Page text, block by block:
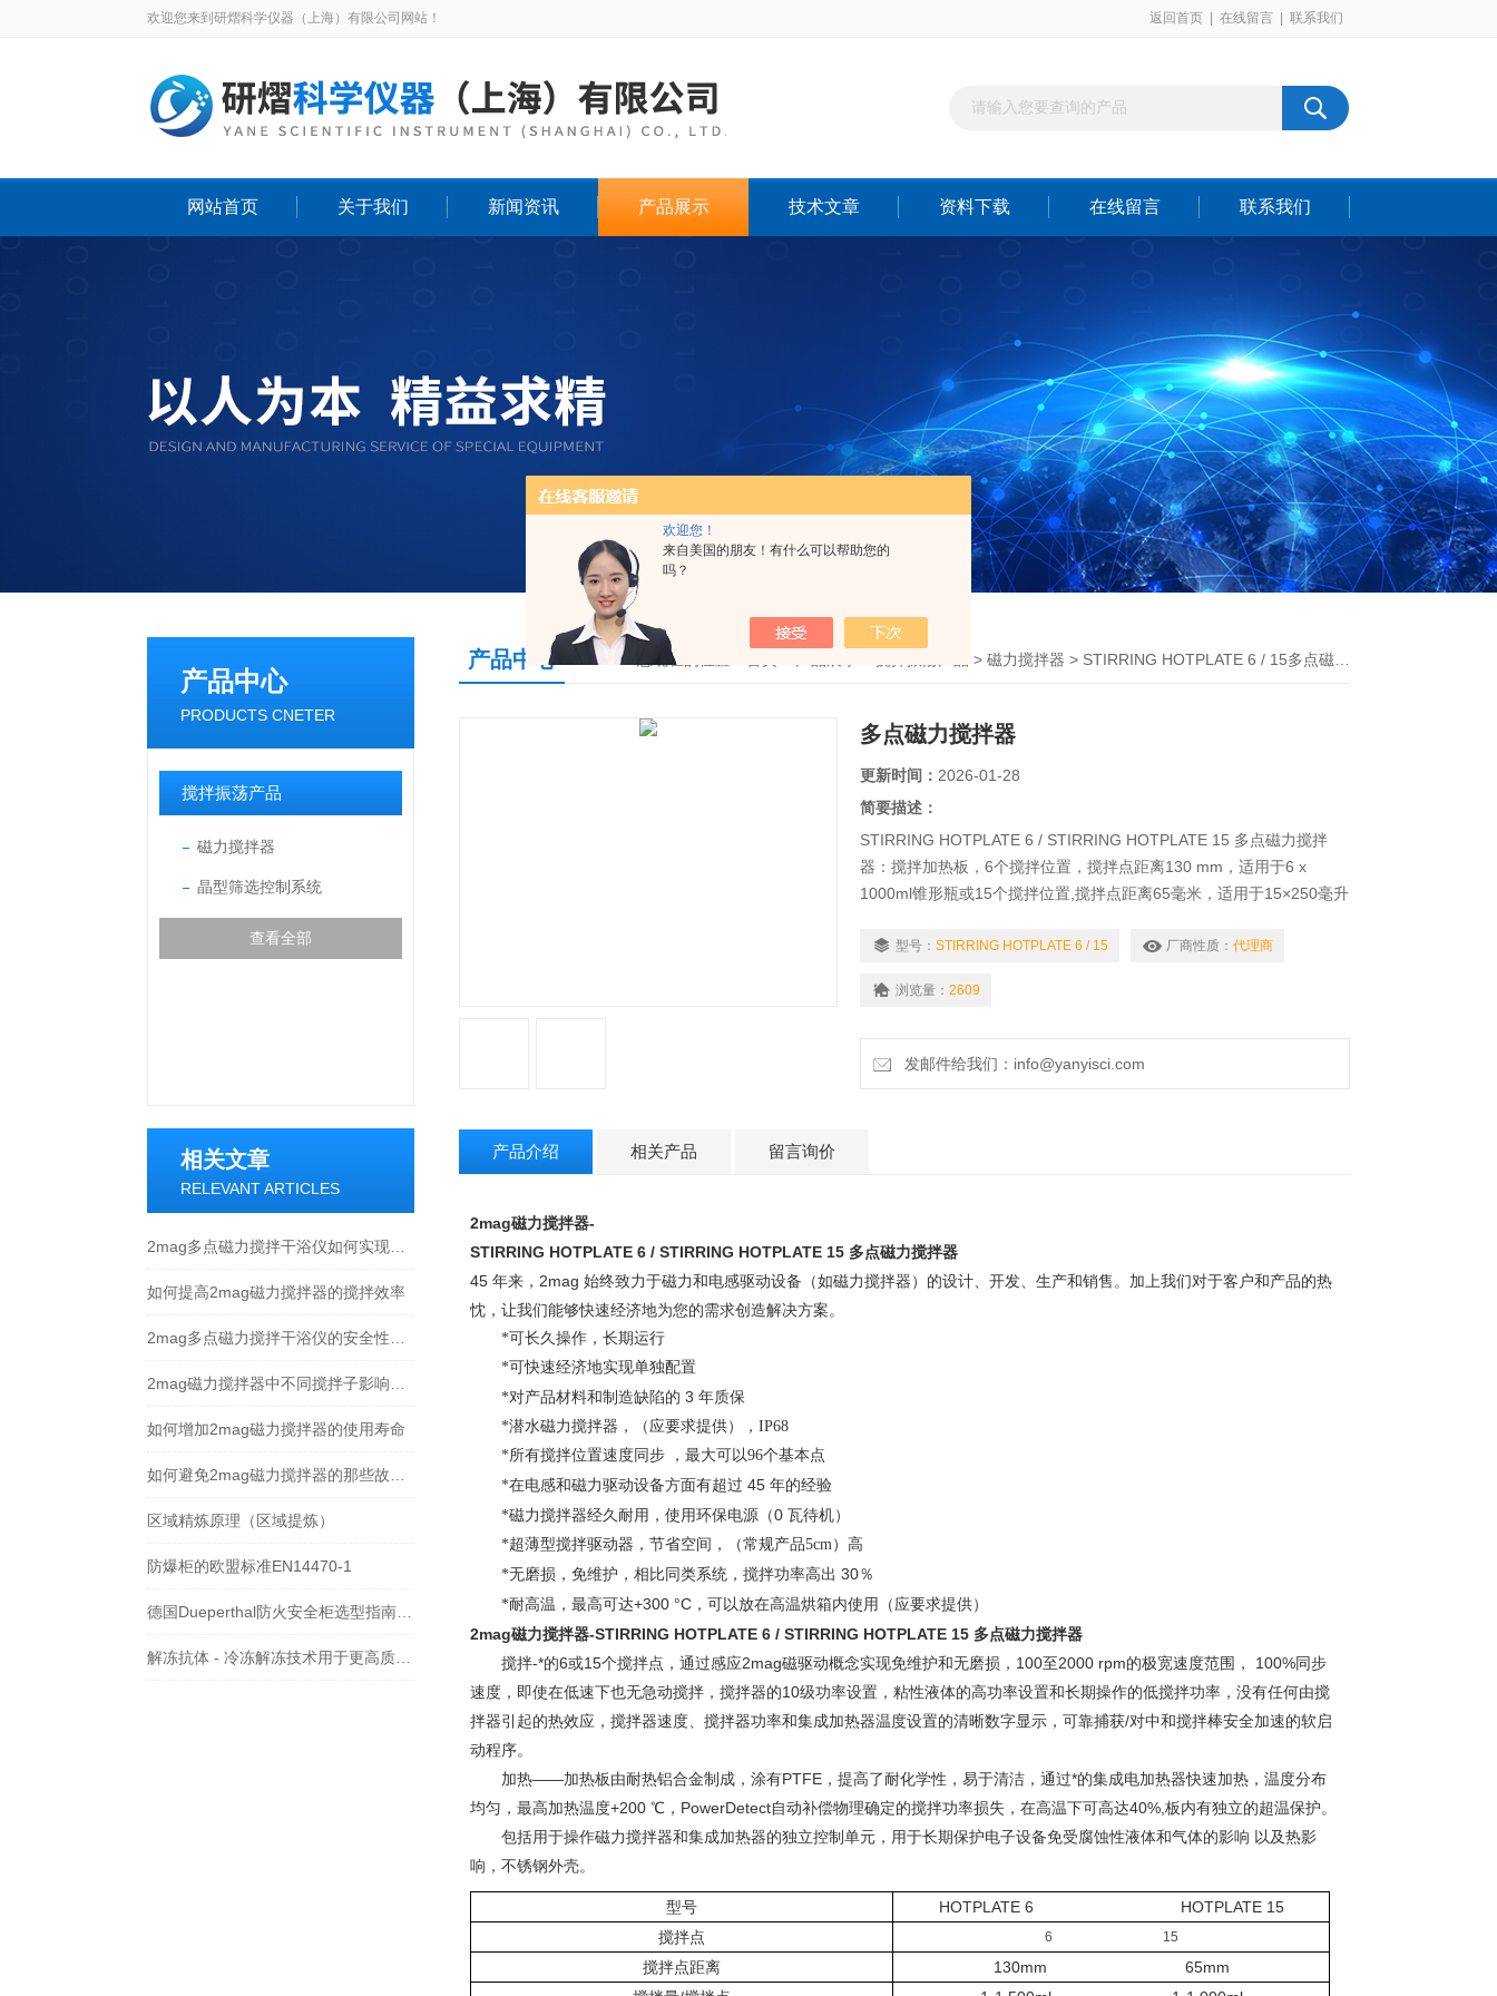
欢迎您！
来自美国的朋友！有什么可以帮助您的
吗？
欢迎您来到研熠科学仪器（上海）有限公司网站！ 返回首页 在线留言 联系我们
网站首页 关于我们 新闻资讯 产品展示 技术文章 资料下载 在线留言 联系我们
产品中心
PRODUCTS CNETER
搅拌振荡产品
磁力搅拌器
晶型筛选控制系统
查看全部
相关文章
RELEVANT ARTICLES
如何提高2mag磁力搅拌器的搅拌效率
如何增加2mag磁力搅拌器的使用寿命
区域精炼原理（区域提炼）
防爆柜的欧盟标准EN14470-1
产品中心 您现在的位置： > 磁力搅拌器 > STIRRING HOTPLATE 6 / 15多点磁力搅拌器
多点磁力搅拌器
更新时间： 2026-01-28
简要描述：
STIRRING HOTPLATE 6 / STIRRING HOTPLATE 15 多点磁力搅拌
器：搅拌加热板，6个搅拌位置，搅拌点距离130 mm，适用于6 x
1000ml锥形瓶或15个搅拌位置,搅拌点距离65毫米，适用于15×250毫升
型号： STIRRING HOTPLATE 6 / 15 厂商性质： 代理商
浏览量： 2609
发邮件给我们：info@yanyisci.com
产品介绍 相关产品 留言询价
2mag磁力搅拌器-
STIRRING HOTPLATE 6 / STIRRING HOTPLATE 15 多点磁力搅拌器
45 年来， 2mag 始终致力于磁力和电感驱动设备（如磁力搅拌器）的设计、开发、生产和销售。加上我们对于客户和产品的热
忱，让我们能够快速经济地为您的需求创造解决方案。
*可长久操作，长期运行
*可快速经济地实现单独配置
*对产品材料和制造缺陷的 3 年质保
*潜水磁力搅拌器，（应要求提供），IP68
*所有搅拌位置速度同步 ，最大可以96个基本点
*在电感和磁力驱动设备方面有超过 45 年的经验
*磁力搅拌器经久耐用，使用环保电源（0 瓦待机）
*超薄型搅拌驱动器，节省空间，（常规产品5cm）高
*无磨损，免维护，相比同类系统，搅拌功率高出 30％
*耐高温，最高可达+300 °C ，可以放在高温烘箱内使用（应要求提供）
2mag磁力搅拌器-STIRRING HOTPLATE 6 / STIRRING HOTPLATE 15 多点磁力搅拌器
搅拌-*的6或15个搅拌点，通过感应2mag磁驱动概念实现免维护和无磨损，100至2000 rpm的极宽速度范围， 100%同步
速度，即使在低速下也无急动搅拌，搅拌器的10级功率设置，粘性液体的高功率设置和长期操作的低搅拌功率，没有任何由搅
拌器引起的热效应，搅拌器速度、搅拌器功率和集成加热器温度设置的清晰数字显示，可靠捕获/对中和搅拌棒安全加速的软启
动程序。
加热——加热板由耐热铝合金制成，涂有PTFE，提高了耐化学性，易于清洁，通过*的集成电加热器快速加热，温度分布
均匀，最高加热温度+200 ℃，PowerDetect自动补偿物理确定的搅拌功率损失，在高温下可高达40%,板内有独立的超温保护。
包括用于操作磁力搅拌器和集成加热器的独立控制单元，用于长期保护电子设备免受腐蚀性液体和气体的影响 以及热影
响，不锈钢外壳。
型号 HOTPLATE 6 HOTPLATE 15
搅拌点
6 15
搅拌点距离
130mm 65mm